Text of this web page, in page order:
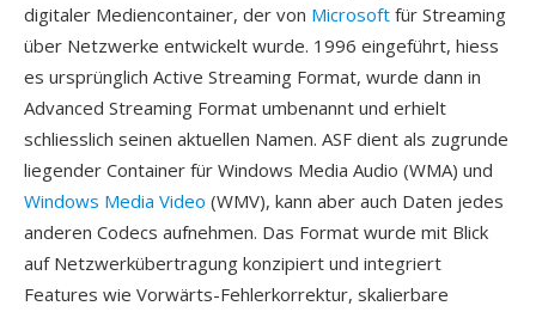
digitaler Mediencontainer, der von Microsoft für Streaming
über Netzwerke entwickelt wurde. 1996 eingeführt, hiess
es ursprünglich Active Streaming Format, wurde dann in
Advanced Streaming Format umbenannt und erhielt
schliesslich seinen aktuellen Namen. ASF dient als zugrunde
liegender Container für Windows Media Audio (WMA) und
Windows Media Video (WMV), kann aber auch Daten jedes
anderen Codecs aufnehmen. Das Format wurde mit Blick
auf Netzwerkübertragung konzipiert und integriert
Features wie Vorwärts-Fehlerkorrektur, skalierbare